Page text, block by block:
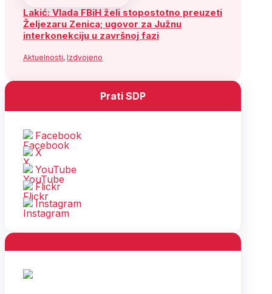
Lakić: Vlada FBiH želi stopostotno preuzeti
Željezaru Zenica; ugovor za Južnu
interkonekciju u završnoj fazi
Aktuelnosti, Izdvojeno
Prati SDP
Facebook
X
YouTube
Flickr
Instagram